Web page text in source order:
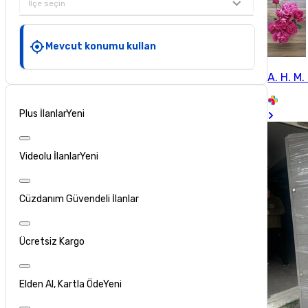
İlçe seçin
Mevcut konumu kullan
Plus İlanlarYeni
Videolu İlanlarYeni
Cüzdanım Güvendeli İlanlar
Ücretsiz Kargo
Elden Al, Kartla ÖdeYeni
A. H. M.